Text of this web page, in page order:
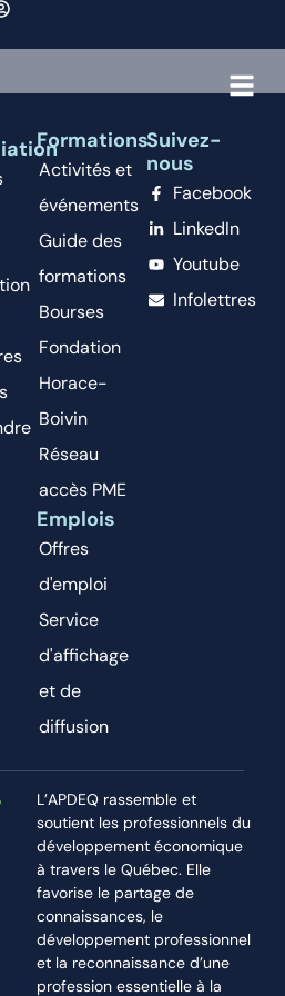
Formations
Activités et
événements
Guide des
formations
Bourses
Fondation
Horace-
Boivin
Réseau
accès PME
Emplois
Offres
d'emploi
Service
d'affichage
et de
diffusion
Suivez-
nous
Facebook
LinkedIn
Youtube
Infolettres
L’APDEQ rassemble et
soutient les professionnels du
développement économique
à travers le Québec. Elle
favorise le partage de
connaissances, le
développement professionnel
et la reconnaissance d’une
profession essentielle à la